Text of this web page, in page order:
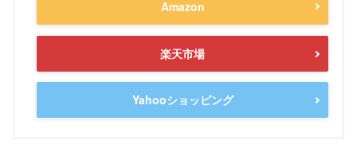
Amazon
楽天市場
Yahooショッピング